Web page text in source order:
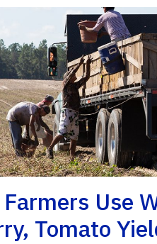
Use
Tomato